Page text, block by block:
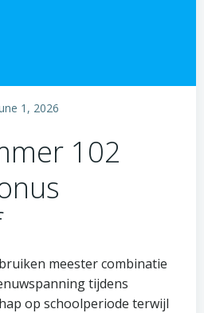
1, 2026
102
meester combinatie
tijdens
op schoolperiode terwijl